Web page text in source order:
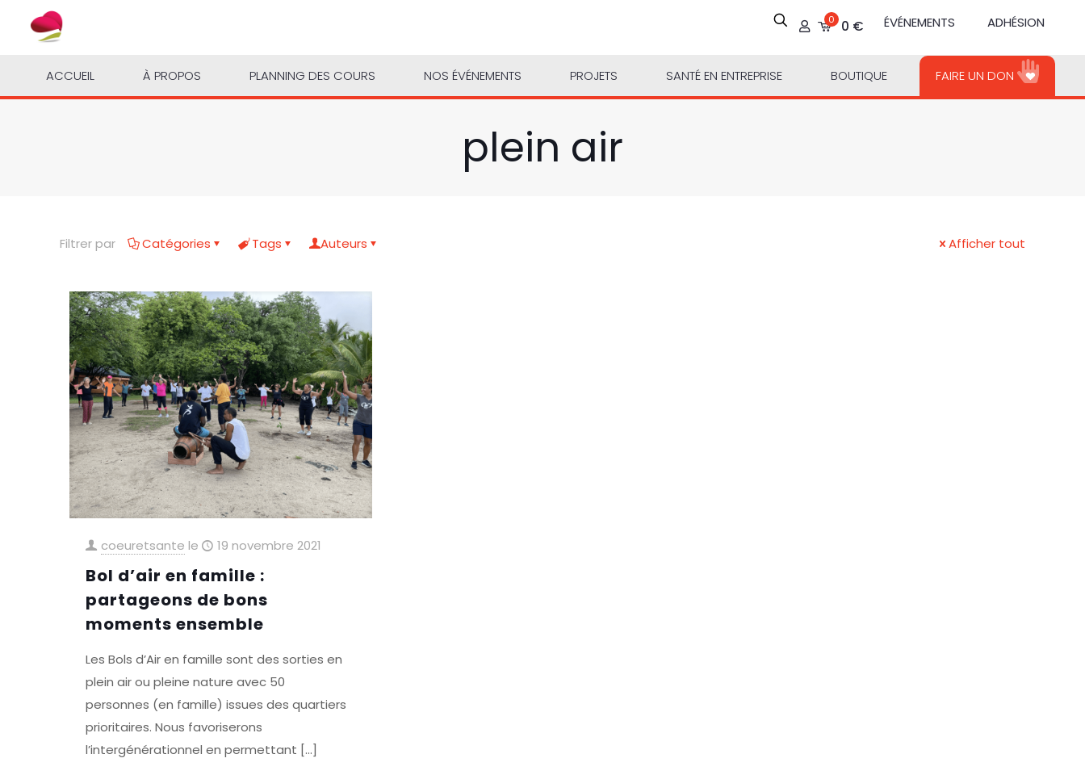
ÉVÉNEMENTS ADHÉSION
0 0 €
ACCUEIL À PROPOS PLANNING DES COURS NOS ÉVÉNEMENTS PROJETS SANTÉ EN ENTREPRISE BOUTIQUE FAIRE UN DON
plein air
Filtrer par Catégories Tags Auteurs Afficher tout
coeuretsante le 19 novembre 2021
Bol d’air en famille :
partageons de bons
moments ensemble
Les Bols d’Air en famille sont des sorties en
plein air ou pleine nature avec 50
personnes (en famille) issues des quartiers
prioritaires. Nous favoriserons
l’intergénérationnel en permettant […]